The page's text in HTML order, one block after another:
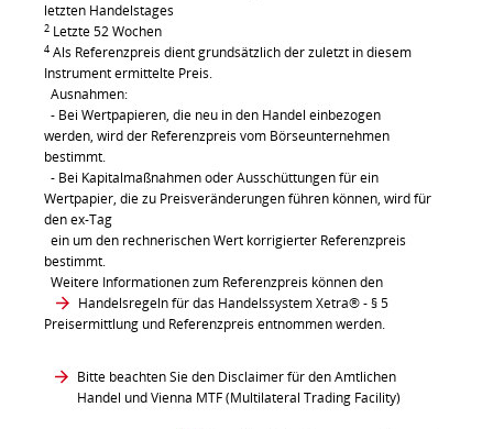
letzten Handelstages
2 Letzte 52 Wochen
4 Als Referenzpreis dient grundsätzlich der zuletzt in diesem
Instrument ermittelte Preis.
Ausnahmen:
- Bei Wertpapieren, die neu in den Handel einbezogen
werden, wird der Referenzpreis vom Börseunternehmen
bestimmt.
- Bei Kapitalmaßnahmen oder Ausschüttungen für ein
Wertpapier, die zu Preisveränderungen führen können, wird für
den ex-Tag
ein um den rechnerischen Wert korrigierter Referenzpreis
bestimmt.
Weitere Informationen zum Referenzpreis können den
Handelsregeln für das Handelssystem Xetra®- § 5
Preisermittlung und Referenzpreis entnommen werden.
Bitte beachten Sie den Disclaimer für den Amtlichen
Handel und Vienna MTF (Multilateral Trading Facility)